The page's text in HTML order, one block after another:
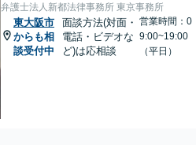
弁護士法人新都法律事務所 東京事務所
東大阪市
からも相
談受付中
面談方法(対面・
電話・ビデオな
ど)は応相談
営業時間：0
9:00~19:00
（平日）